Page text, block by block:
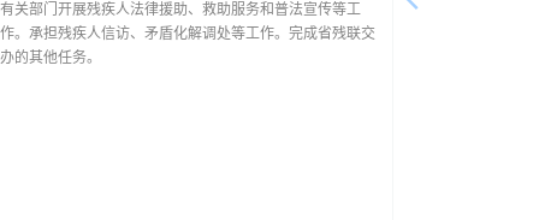
有关部门开展残疾人法律援助、救助服务和普法宣传等工
作。承担残疾人信访、矛盾化解调处等工作。完成省残联交
办的其他任务。